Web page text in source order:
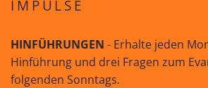
IMPULSE
HINFÜHRUNGEN - Erhalte jeden
Hinführung und drei Fragen zum
folgenden Sonntags.